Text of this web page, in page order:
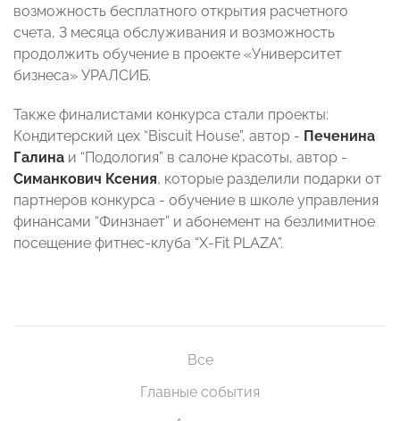
возможность бесплатного открытия расчетного
счета, 3 месяца обслуживания и возможность
продолжить обучение в проекте «Университет
бизнеса» УРАЛСИБ.
Также финалистами конкурса стали проекты:
Кондитерский цех “Biscuit House”, автор - Печенина
Галина и “Подология” в салоне красоты, автор -
Симанкович Ксения, которые разделили подарки от
партнеров конкурса - обучение в школе управления
финансами “Финзнает” и абонемент на безлимитное
посещение фитнес-клуба “X-Fit PLAZA”.
Все
Главные события